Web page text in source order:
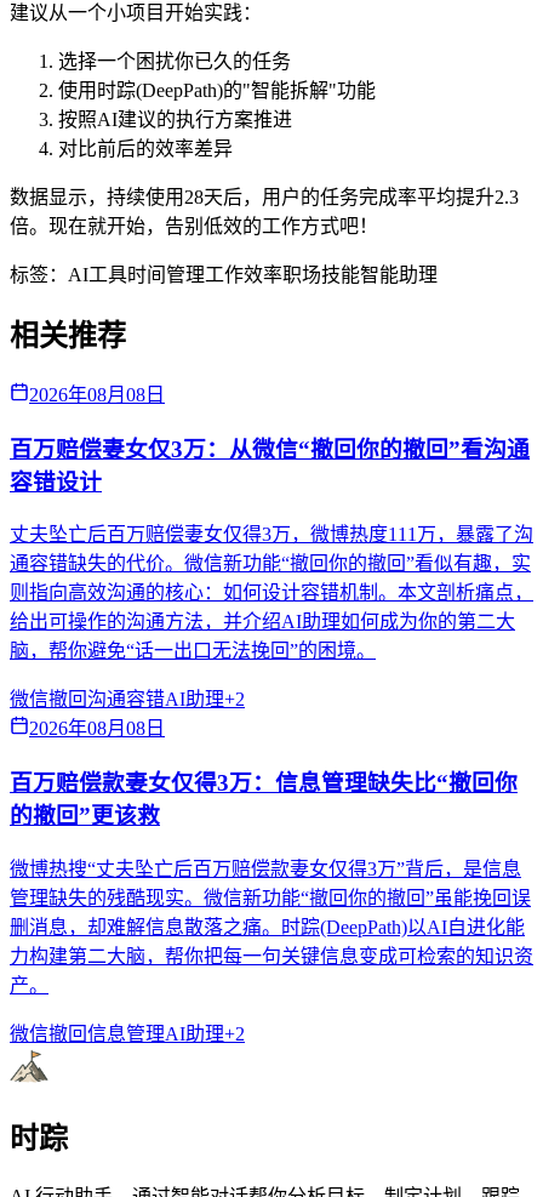
建议从一个小项目开始实践：
选择一个困扰你已久的任务
使用时踪(DeepPath)的"智能拆解"功能
按照AI建议的执行方案推进
对比前后的效率差异
数据显示，持续使用28天后，用户的任务完成率平均提升2.3
倍。现在就开始，告别低效的工作方式吧！
标签： AI工具时间管理工作效率职场技能智能助理
相关推荐
2026年08月08日
百万赔偿妻女仅3万：从微信“撤回你的撤回”看沟通
容错设计
丈夫坠亡后百万赔偿妻女仅得3万，微博热度111万，暴露了沟
通容错缺失的代价。微信新功能“撤回你的撤回”看似有趣，实
则指向高效沟通的核心：如何设计容错机制。本文剖析痛点，
给出可操作的沟通方法，并介绍AI助理如何成为你的第二大
脑，帮你避免“话一出口无法挽回”的困境。
微信撤回沟通容错AI助理+2
2026年08月08日
百万赔偿款妻女仅得3万：信息管理缺失比“撤回你
的撤回”更该救
微博热搜“丈夫坠亡后百万赔偿款妻女仅得3万”背后，是信息
管理缺失的残酷现实。微信新功能“撤回你的撤回”虽能挽回误
删消息，却难解信息散落之痛。时踪(DeepPath)以AI自进化能
力构建第二大脑，帮你把每一句关键信息变成可检索的知识资
产。
微信撤回信息管理AI助理+2
时踪